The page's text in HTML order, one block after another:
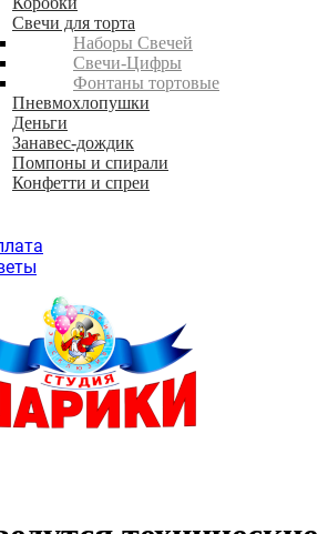
Свечи для торта
Наборы Свечей
Свечи-Цифры
Фонтаны тортовые
Пневмохлопушки
Деньги
Занавес-дождик
Помпоны и спирали
Конфетти и спреи